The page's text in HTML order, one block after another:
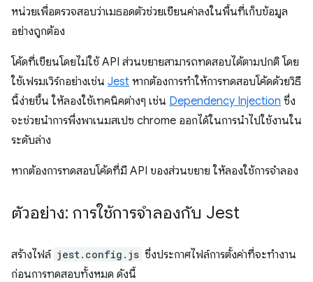
หน่วยเพื่อตรวจสอบว่าเมธอดตัวช่วยเขียนค่าลงในพื้นที่เก็บข้อมูล
อย่างถูกต้อง
โค้ดที่เขียนโดยไม่ใช้ API ส่วนขยายสามารถทดสอบได้ตามปกติ โดย
ใช้เฟรมเวิร์กอย่างเช่น Jest หากต้องการทำให้การทดสอบโค้ดด้วยวิธี
นี้ง่ายขึ้น ให้ลองใช้เทคนิคต่างๆ เช่น Dependency Injection ซึ่ง
จะช่วยนำการพึ่งพาเนมสเปซ chrome ออกได้ในการนำไปใช้งานใน
ระดับล่าง
หากต้องการทดสอบโค้ดที่มี API ของส่วนขยาย ให้ลองใช้การจำลอง
ตัวอย่าง: การใช้การจําลองกับ Jest
สร้างไฟล์ jest.config.js ซึ่งประกาศไฟล์การตั้งค่าที่จะทำงาน
ก่อนการทดสอบทั้งหมด ดังนี้